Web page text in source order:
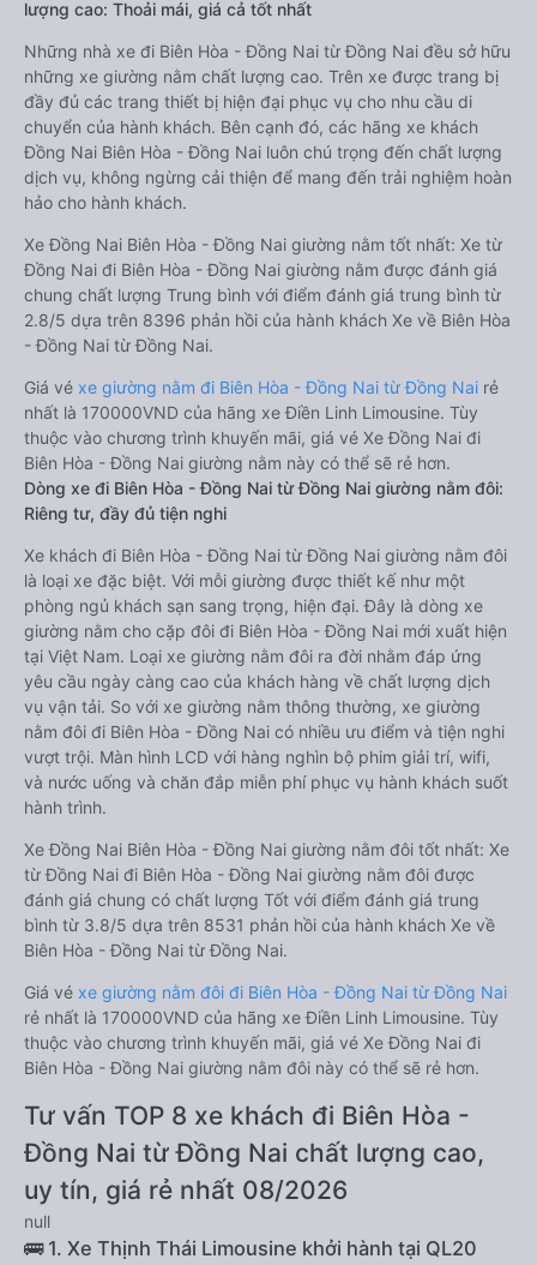
lượng cao: Thoải mái, giá cả tốt nhất
Những nhà xe đi Biên Hòa - Đồng Nai từ Đồng Nai đều sở hữu
những xe giường nằm chất lượng cao. Trên xe được trang bị
đầy đủ các trang thiết bị hiện đại phục vụ cho nhu cầu di
chuyển của hành khách. Bên cạnh đó, các hãng xe khách
Đồng Nai Biên Hòa - Đồng Nai luôn chú trọng đến chất lượng
dịch vụ, không ngừng cải thiện để mang đến trải nghiệm hoàn
hảo cho hành khách.
Xe Đồng Nai Biên Hòa - Đồng Nai giường nằm tốt nhất: Xe từ
Đồng Nai đi Biên Hòa - Đồng Nai giường nằm được đánh giá
chung chất lượng Trung bình với điểm đánh giá trung bình từ
2.8/5 dựa trên 8396 phản hồi của hành khách Xe về Biên Hòa
- Đồng Nai từ Đồng Nai.
Giá vé xe giường nằm đi Biên Hòa - Đồng Nai từ Đồng Nai rẻ
nhất là 170000VND của hãng xe Điền Linh Limousine. Tùy
thuộc vào chương trình khuyến mãi, giá vé Xe Đồng Nai đi
Biên Hòa - Đồng Nai giường nằm này có thể sẽ rẻ hơn.
Dòng xe đi Biên Hòa - Đồng Nai từ Đồng Nai giường nằm đôi:
Riêng tư, đầy đủ tiện nghi
Xe khách đi Biên Hòa - Đồng Nai từ Đồng Nai giường nằm đôi
là loại xe đặc biệt. Với mỗi giường được thiết kế như một
phòng ngủ khách sạn sang trọng, hiện đại. Đây là dòng xe
giường nằm cho cặp đôi đi Biên Hòa - Đồng Nai mới xuất hiện
tại Việt Nam. Loại xe giường nằm đôi ra đời nhằm đáp ứng
yêu cầu ngày càng cao của khách hàng về chất lượng dịch
vụ vận tải. So với xe giường nằm thông thường, xe giường
nằm đôi đi Biên Hòa - Đồng Nai có nhiều ưu điểm và tiện nghi
vượt trội. Màn hình LCD với hàng nghìn bộ phim giải trí, wifi,
và nước uống và chăn đắp miễn phí phục vụ hành khách suốt
hành trình.
Xe Đồng Nai Biên Hòa - Đồng Nai giường nằm đôi tốt nhất: Xe
từ Đồng Nai đi Biên Hòa - Đồng Nai giường nằm đôi được
đánh giá chung có chất lượng Tốt với điểm đánh giá trung
bình từ 3.8/5 dựa trên 8531 phản hồi của hành khách Xe về
Biên Hòa - Đồng Nai từ Đồng Nai.
Giá vé xe giường nằm đôi đi Biên Hòa - Đồng Nai từ Đồng Nai
rẻ nhất là 170000VND của hãng xe Điền Linh Limousine. Tùy
thuộc vào chương trình khuyến mãi, giá vé Xe Đồng Nai đi
Biên Hòa - Đồng Nai giường nằm đôi này có thể sẽ rẻ hơn.
Tư vấn TOP 8 xe khách đi Biên Hòa -
Đồng Nai từ Đồng Nai chất lượng cao,
uy tín, giá rẻ nhất 08/2026
null
🚌 1. Xe Thịnh Thái Limousine khởi hành tại QL20